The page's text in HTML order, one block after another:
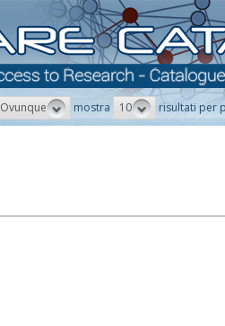
Ovunque mostra 10 risultati per